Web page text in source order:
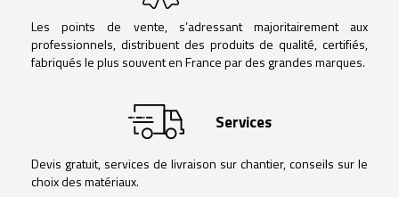
Les points de vente, s’adressant majoritairement aux
professionnels, distribuent des produits de qualité, certifiés,
fabriqués le plus souvent en France par des grandes marques.
Services
Devis gratuit, services de livraison sur chantier, conseils sur le
choix des matériaux.